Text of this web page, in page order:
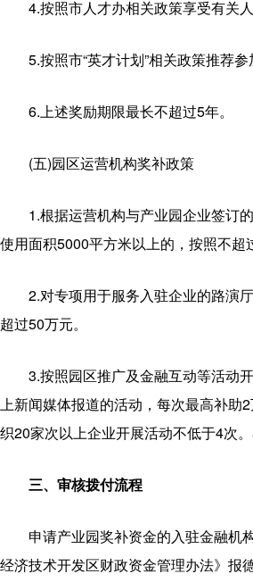
4.按照市人才办相关政策享受有关
5.按照市“英才计划”相关政策推荐
6.上述奖励期限最长不超过5年。
(五)园区运营机构奖补政策
1.根据运营机构与产业园企业签订
使用面积5000平方米以上的，按照不
2.对专项用于服务入驻企业的路演
超过50万元。
3.按照园区推广及金融互动等活动
上新闻媒体报道的活动，每次最高补助
织20家次以上企业开展活动不低于4次
三、审核拨付流程
申请产业园奖补资金的入驻金融机
经济技术开发区财政资金管理办法》报